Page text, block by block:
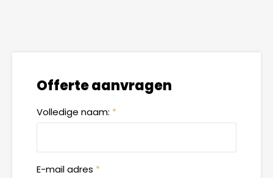
Offerte aanvragen
Volledige naam: *
E-mail adres *